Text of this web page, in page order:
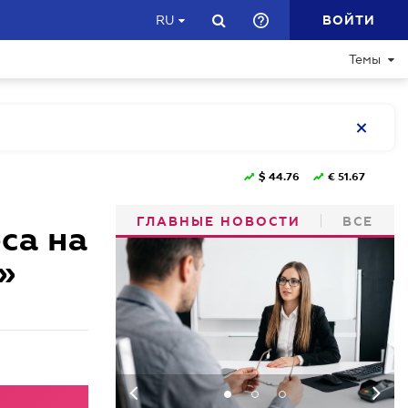
RU ВОЙТИ
Темы
$ 44.76 € 51.67
на
ГЛАВНЫЕ НОВОСТИ ВСЕ